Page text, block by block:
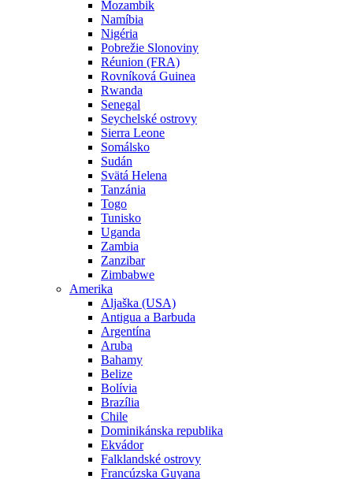
Mozambik
Namíbia
Nigéria
Pobrežie Slonoviny
Réunion (FRA)
Rovníková Guinea
Rwanda
Senegal
Seychelské ostrovy
Sierra Leone
Somálsko
Sudán
Svätá Helena
Tanzánia
Togo
Tunisko
Uganda
Zambia
Zanzibar
Zimbabwe
Amerika
Aljaška (USA)
Antigua a Barbuda
Argentína
Aruba
Bahamy
Belize
Bolívia
Brazília
Chile
Dominikánska republika
Ekvádor
Falklandské ostrovy
Francúzska Guyana